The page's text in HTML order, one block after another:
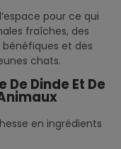
pour ce qui
fraîches, des
et des
chats.
De Dinde Et De
en ingrédients